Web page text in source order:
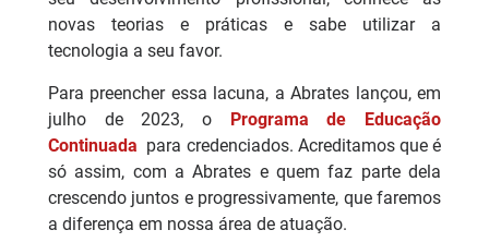
novas teorias e práticas e sabe utilizar a
tecnologia a seu favor.
Para preencher essa lacuna, a Abrates lançou, em
julho de 2023, o Programa de Educação
Continuada para credenciados. Acreditamos que é
só assim, com a Abrates e quem faz parte dela
crescendo juntos e progressivamente, que faremos
a diferença em nossa área de atuação.